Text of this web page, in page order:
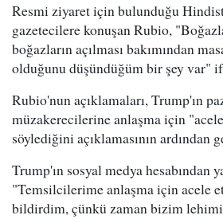
Resmi ziyaret için bulunduğu
gazetecilere konuşan Rubio,
boğazların açılması bakımından
olduğunu düşündüğüm bir şey var"
Rubio'nun açıklamaları, Trump'ın
müzakerecilerine anlaşma için
söylediğini açıklamasının ardından
Trump'ın sosyal medya hesabından
"Temsilcilerime anlaşma için acele
bildirdim, çünkü zaman bizim